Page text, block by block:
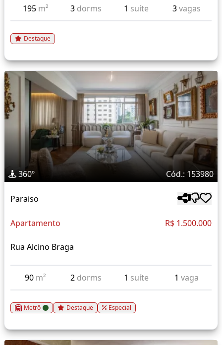
195 m² 3 dorms 1 suíte 3vagas
Destaque
360º Cód.: 153980
Paraiso
Apartamento R$ 1.500.000
Rua Alcino Braga
90 m² 2 dorms 1 suíte 1 vaga
Metrô Destaque Especial